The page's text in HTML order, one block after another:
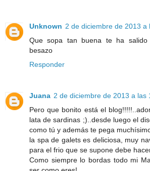
Unknown 2 de diciembre de 2013 a
Que sopa tan buena te ha salido
besazo
Responder
Juana 2 de diciembre de 2013 a las
Pero que bonito está el
lata de sardinas ;)..desde luego el
como tú y además te pega
la spa de galets es deliciosa, muy
para el frio que se supone debe
Como siempre lo bordas todo mi